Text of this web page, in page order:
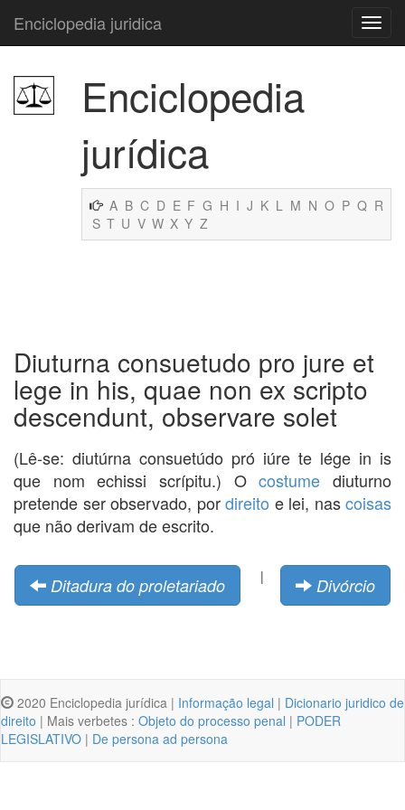
Enciclopedia juridica
Enciclopedia
jurídica
A B C D E F G H I J K L M N O P Q R
S T U V W X Y Z
Diuturna consuetudo pro jure et
lege in his, quae non ex scripto
descendunt, observare solet
(Lê-se: diutúrna consuetúdo pró iúre te lége in is
que nom echissi scrípitu.) Ocostume diuturno
pretende ser observado, pordireito e lei, nascoisas
que não derivam de escrito.
Ditadura do proletariado | Divórcio
2020 Enciclopedia jurídica | Informação legal | Dicionario juridico de
direito | Mais verbetes : Objeto do processo penal | PODER
LEGISLATIVO | De persona ad persona